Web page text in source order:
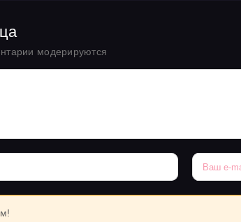
модерируются